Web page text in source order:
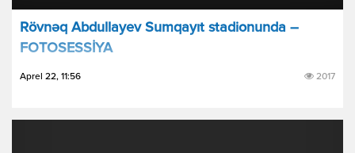
Rövnəq Abdullayev Sumqayıt stadionunda –
FOTOSESSİYA
Aprel 22, 11:56 2017